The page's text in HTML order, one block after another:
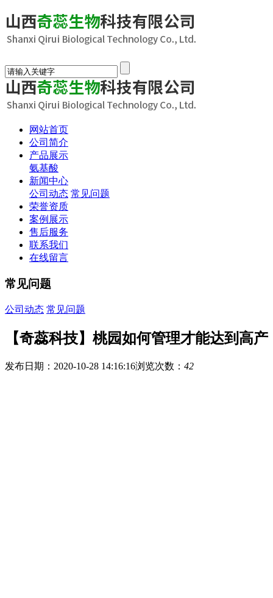
网站首页
公司简介
产品展示
氨基酸
新闻中心
公司动态 常见问题
荣誉资质
案例展示
售后服务
联系我们
在线留言
常见问题
公司动态 常见问题
【奇蕊科技】桃园如何管理才能达到高产
发布日期：2020-10-28 14:16:16浏览次数： 42